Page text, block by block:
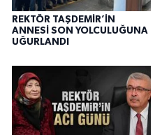
REKTÖR TAŞDEMİR’İN
ANNESİ SON YOLCULUĞUNA
UĞURLANDI